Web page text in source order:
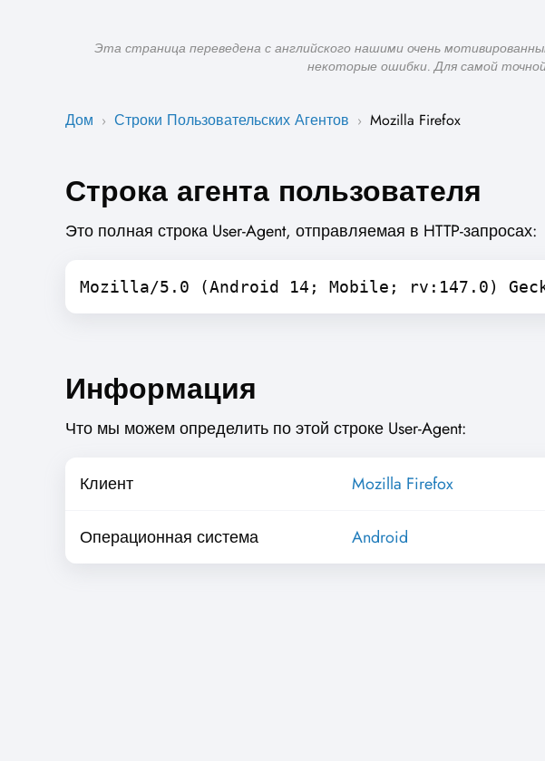
Эта страница переведена с английского нашими очень
некоторые ошибки. Для самой
Дом › Строки Пользовательских Агентов › Mozilla Firefox
Строка агента пользователя
Это полная строка User-Agent, отправляемая в HTTP-запросах:
Mozilla/5.0 (Android 14; Mobile; rv:147.0)
Информация
Что мы можем определить по этой строке User-Agent:
Клиент Mozilla Firefox
Операционная система Android